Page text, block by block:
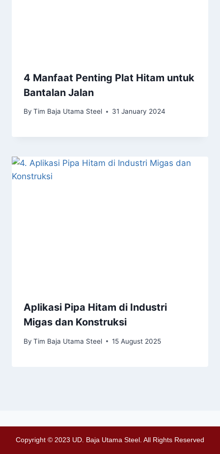
4 Manfaat Penting Plat Hitam untuk
Bantalan Jalan
By Tim Baja Utama Steel 31 January 2024
Aplikasi Pipa Hitam di Industri
Migas dan Konstruksi
By Tim Baja Utama Steel 15 August 2025
Copyright © 2023 UD. Baja Utama Steel. All Rights Reserved